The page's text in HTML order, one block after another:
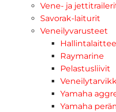
Vene- ja
Savorak-laiturit
Veneilyvarusteet
Raymarine
Pelastusliivit
Yamaha
Yamaha